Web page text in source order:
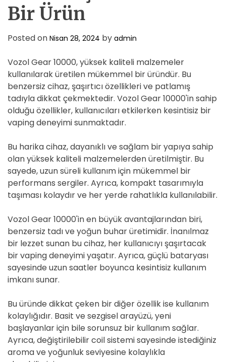
Bir Ürün
Posted on Nisan 28, 2024 by admin
Vozol Gear 10000, yüksek kaliteli malzemeler
kullanılarak üretilen mükemmel bir üründür. Bu
benzersiz cihaz, şaşırtıcı özellikleri ve patlamış
tadıyla dikkat çekmektedir. Vozol Gear 10000'in sahip
olduğu özellikler, kullanıcıları etkilerken kesintisiz bir
vaping deneyimi sunmaktadır.
Bu harika cihaz, dayanıklı ve sağlam bir yapıya sahip
olan yüksek kaliteli malzemelerden üretilmiştir. Bu
sayede, uzun süreli kullanım için mükemmel bir
performans sergiler. Ayrıca, kompakt tasarımıyla
taşıması kolaydır ve her yerde rahatlıkla kullanılabilir.
Vozol Gear 10000'in en büyük avantajlarından biri,
benzersiz tadı ve yoğun buhar üretimidir. İnanılmaz
bir lezzet sunan bu cihaz, her kullanıcıyı şaşırtacak
bir vaping deneyimi yaşatır. Ayrıca, güçlü bataryası
sayesinde uzun saatler boyunca kesintisiz kullanım
imkanı sunar.
Bu üründe dikkat çeken bir diğer özellik ise kullanım
kolaylığıdır. Basit ve sezgisel arayüzü, yeni
başlayanlar için bile sorunsuz bir kullanım sağlar.
Ayrıca, değiştirilebilir coil sistemi sayesinde istediğiniz
aroma ve yoğunluk seviyesine kolaylıkla